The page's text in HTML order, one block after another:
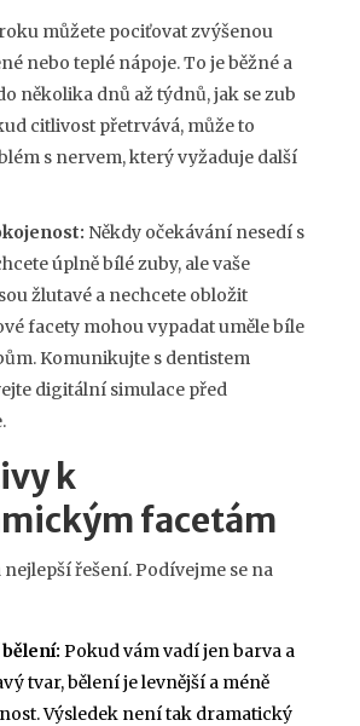
můžete pociťovat zvýšenou
nebo teplé nápoje. To je běžné a
několika dnů až týdnů, jak se zub
citlivost přetrvává, může to
s nervem, který vyžaduje další
Někdy očekávání nesedí s
úplně bílé zuby, ale vaše
žlutavé a nechcete obložit
facety mohou vypadat uměle bíle
Komunikujte s dentistem
digitální simulace před
k
facetám
nejlepší řešení. Podívejme se na
Pokud vám vadí jen barva a
tvar, bělení je levnější a méně
Výsledek není tak dramatický